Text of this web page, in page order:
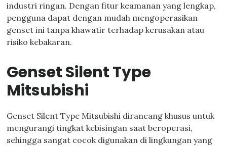
industri ringan. Dengan fitur keamanan yang lengkap,
pengguna dapat dengan mudah mengoperasikan
genset ini tanpa khawatir terhadap kerusakan atau
risiko kebakaran.
Genset Silent Type
Mitsubishi
Genset Silent Type Mitsubishi dirancang khusus untuk
mengurangi tingkat kebisingan saat beroperasi,
sehingga sangat cocok digunakan di lingkungan yang